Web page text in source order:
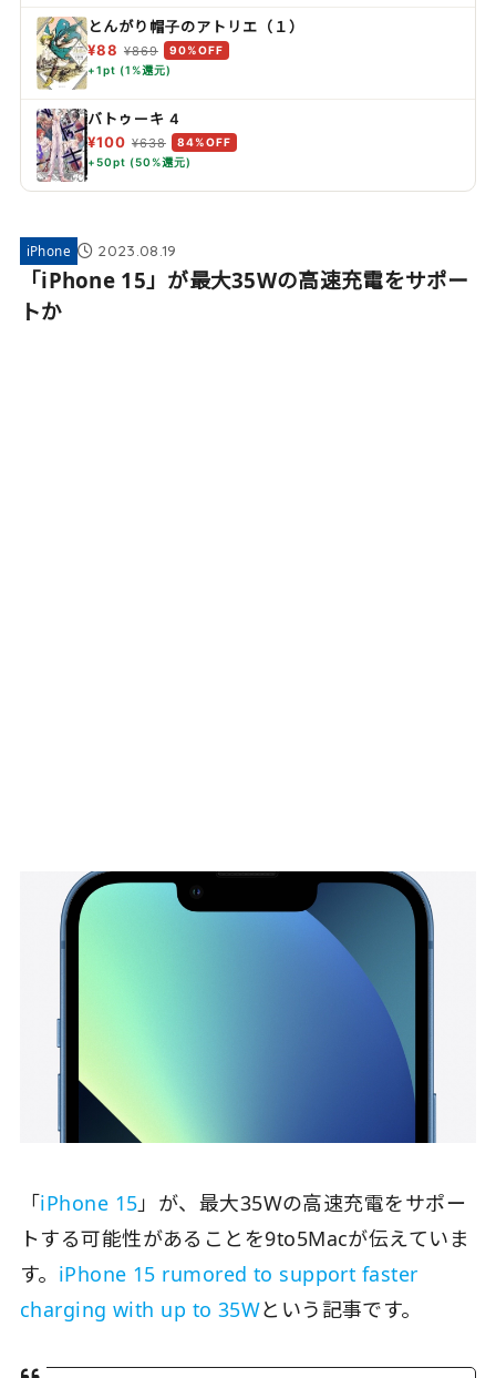
とんがり帽子のアトリエ（１）
¥88 ¥869
90%OFF
+1pt (1%還元)
バトゥーキ 4
¥100 ¥638
84%OFF
+50pt (50%還元)
iPhone 2023.08.19
「iPhone 15」が最大35Wの高速充電をサポー
トか
「iPhone 15 」が、最大35Wの高速充電をサポー
トする可能性があることを9to5Macが伝えていま
す。 iPhone 15 rumored to support faster
charging with up to 35Wという記事です。